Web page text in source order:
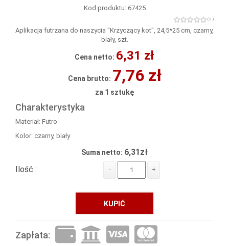
Kod produktu: 67425
( 0 )
Aplikacja futrzana do naszycia "Krzyczący kot", 24,5*25 cm, czarny,
biały, szt.
Cena netto: 6,31 zł
Cena brutto: 7,76 zł
za 1 sztukę
Charakterystyka
Materiał: Futro
Kolor: czarny, biały
Suma netto: 6,31zł
Ilość :
- +
KUPIĆ
Zapłata: